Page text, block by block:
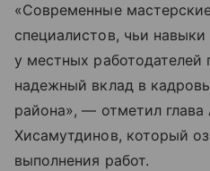
«Современные
специалистов, чьи
у местных работодателей
надежный вклад в
района», — отметил
Хисамутдинов, который
выполнения работ.